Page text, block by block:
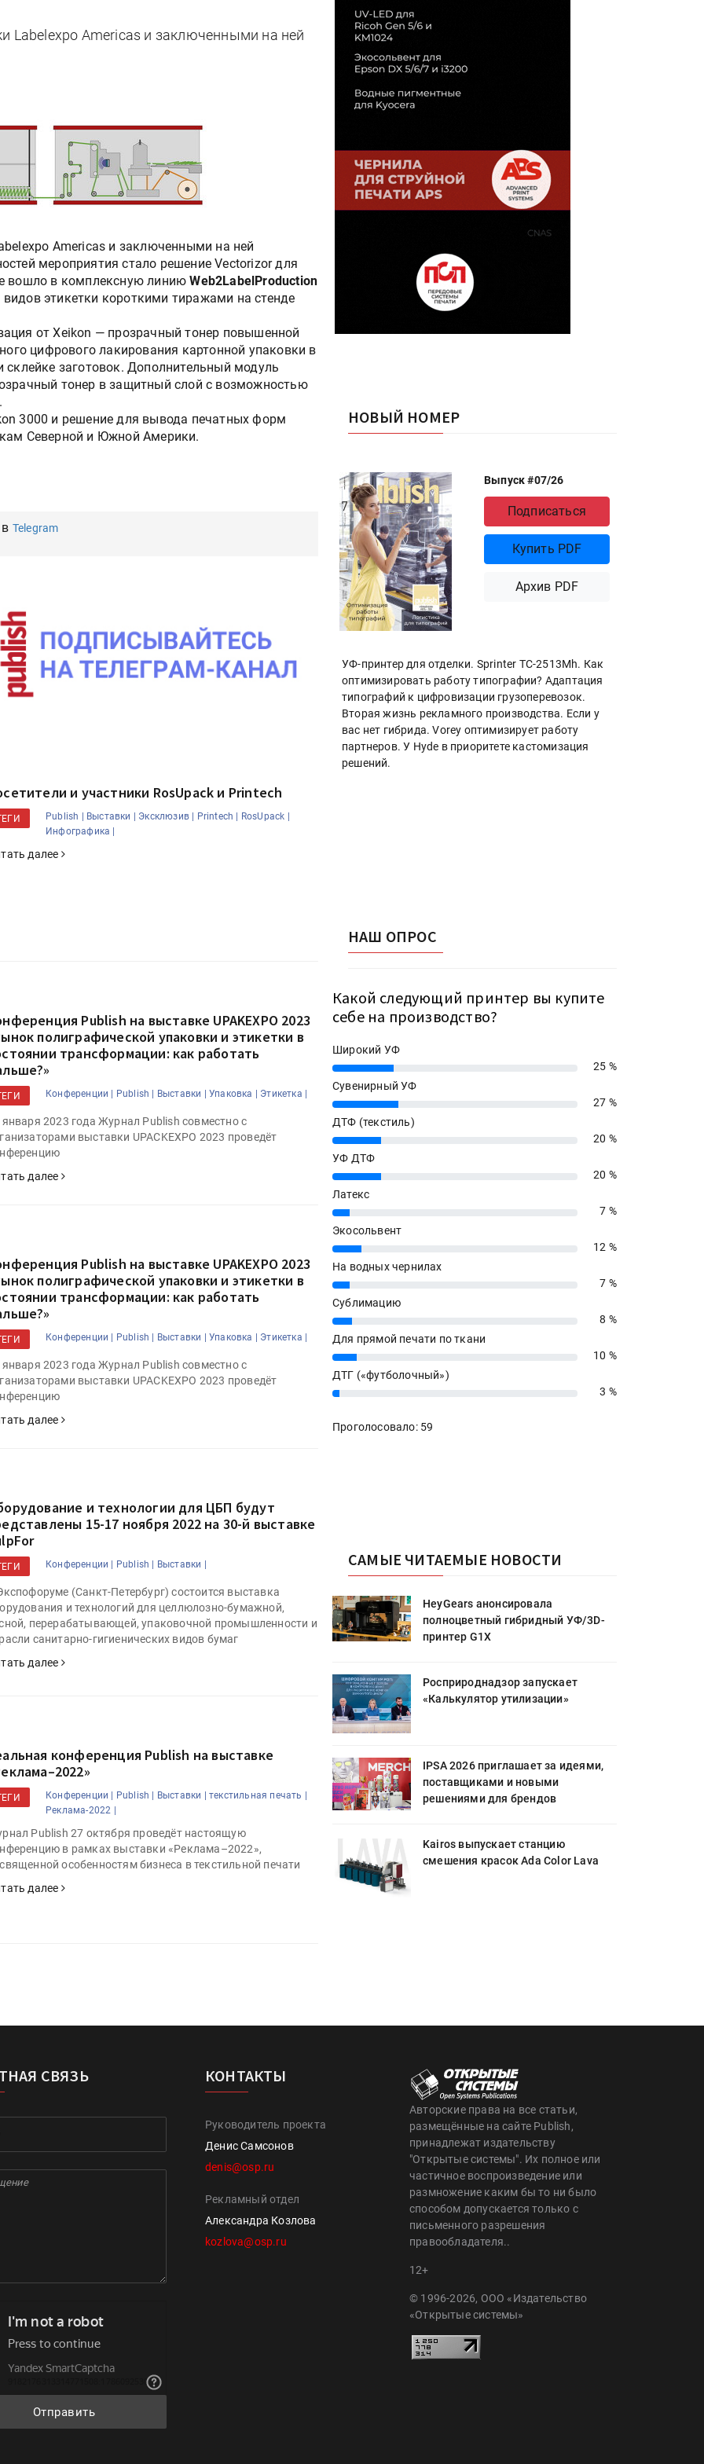
Labelexpo Americas и заключенными на ней
Americas и заключенными на ней
мероприятия стало решение Vectorizor для
вошло в комплексную линиюWeb2LabelProduction
этикетки короткими тиражами на стенде
от Xeikon — прозрачный тонер повышенной
цифрового лакирования картонной упаковки в
заготовок. Дополнительный модуль
тонер в защитный слой с возможностью
3000 и решение для вывода печатных форм
Северной и Южной Америки.
Telegram
и участники RosUpack и Printech
Publish | Выставки | Эксклюзив | Printech |
RosUpack |
Инфографика |
далее
Publish на выставке UPAKEXPO 2023
полиграфической упаковки и этикетки в
трансформации: как работать
Конференции | Publish | Выставки | Упаковка | Этикетка |
января 2023 года Журнал Publish совместно c
выставки UPACKEXPO 2023 проведёт
далее
Publish на выставке UPAKEXPO 2023
полиграфической упаковки и этикетки в
трансформации: как работать
Конференции | Publish | Выставки | Упаковка | Этикетка |
января 2023 года Журнал Publish совместно c
выставки UPACKEXPO 2023 проведёт
далее
и технологии для ЦБП будут
15-17 ноября 2022 на 30-й выставке
Конференции | Publish | Выставки |
(Санкт-Петербург) состоится выставка
и технологий для целлюлозно-бумажной,
перерабатывающей, упаковочной промышленности и
санитарно-гигиенических видов бумаг
далее
конференция Publish на выставке
Конференции | Publish | Выставки |
текстильная печать |
Реклама-2022 |
Publish 27 октября проведёт настоящую
в рамках выставки «Реклама–2022»,
особенностям бизнеса в текстильной печати
далее
НОВЫЙ НОМЕР
Выпуск #07/26
Подписаться
Купить PDF
Архив PDF
УФ-принтер для отделки. Sprinter ТС-2513Mh. Как
оптимизировать работу типографии? Адаптация
типографий к цифровизации грузоперевозок.
Вторая жизнь рекламного производства. Если у
вас нет гибрида. Vorey оптимизирует работу
партнеров. У Hyde в приоритете кастомизация
решений.
НАШ ОПРОС
Какой следующий принтер вы купите
себе на производство?
Широкий УФ
25%
25 %
Сувенирный УФ
27%
27 %
ДТФ (текстиль)
20%
20 %
УФ ДТФ
20%
20 %
Латекс
7%
7 %
Экосольвент
12%
12 %
На водных чернилах
7%
7 %
Сублимацию
8%
8 %
Для прямой печати по ткани
10%
10 %
ДТГ («футболочный»)
3% 3 %
Проголосовало: 59
САМЫЕ ЧИТАЕМЫЕ НОВОСТИ
3D-
Lava
HeyGears анонсировала
полноцветный гибридный УФ/3D-
принтер G1X
решениями для брендов
Kairos выпускает станцию
смешения красок Ada Color Lava
HeyGears анонсировала
полноцветный гибридный УФ/3D-
принтер G1X
Росприроднадзор запускает
«Калькулятор утилизации»
IPSA 2026 приглашает за идеями,
поставщиками и новыми
решениями для брендов
Kairos выпускает станцию
смешения красок Ada Color Lava
СВЯЗЬ
Отправить
КОНТАКТЫ
Руководитель проекта
Денис Самсонов
denis@osp.ru
Рекламный отдел
Александра Козлова
kozlova@osp.ru
Авторские права на все статьи,
размещённые на сайте Publish,
принадлежат издательству
"Открытые системы". Их полное или
частичное воспроизведение или
размножение каким бы то ни было
способом допускается только с
письменного разрешения
правообладателя..
12+
© 1996-2026, ООО «Издательство
«Открытые системы»